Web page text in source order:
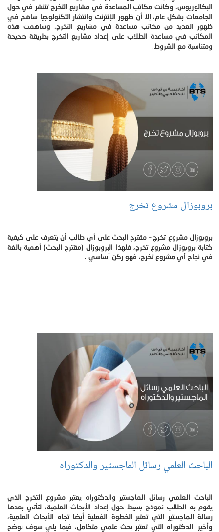
البكالوريوس. وكانت مكاتب المساعدة في مشاريع التخرج تنتشر في حول
الجامعات بشكل عام، إلا أن ظهور الإنترنت وانتشار التكنولوجيا ساهم في
ظهور العديد من مكاتب مساعدة في مشاريع التخرج. وساهمت هذه
المكاتب في مساعدة الطلاب على إعداد مشاريع التخرج بطريقة صحيحة
ومتناسبة مع الشروط.
بروبوزال مشروع تخرج
بروبوزال مشروع تخرج – مقترح البحث على أي طالب أن يتعرف على كيفية
كتابة بروبوزال مشروع تخرج، فلهذا البروبوزال (مقترح البحث) أهمية بالغة
في نجاح أي مشروع تخرج، فهو ركن أساسي .
الباحث العلمي رسائل الماجستير والدكتوراه
الباحث العلمي رسائل الماجستير والدكتوراه يعتبر مشروع التخرج الذي
يقوم به الطالب نموذج بسيط حول إعداد الأبحاث العلمية، لتأتي بعدها
رسالة الماجستير التي تعتبر الخطوة الفعلية أيضا تجاه الأبحاث العلمية،
وأخيرا الدكتوراه التي تعتبر بحث علمي متكامل، فيما يلي سوف نوضح